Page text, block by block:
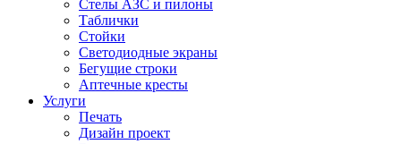
Стелы АЗС и пилоны
Таблички
Стойки
Светодиодные экраны
Бегущие строки
Аптечные кресты
Услуги
Печать
Дизайн проект